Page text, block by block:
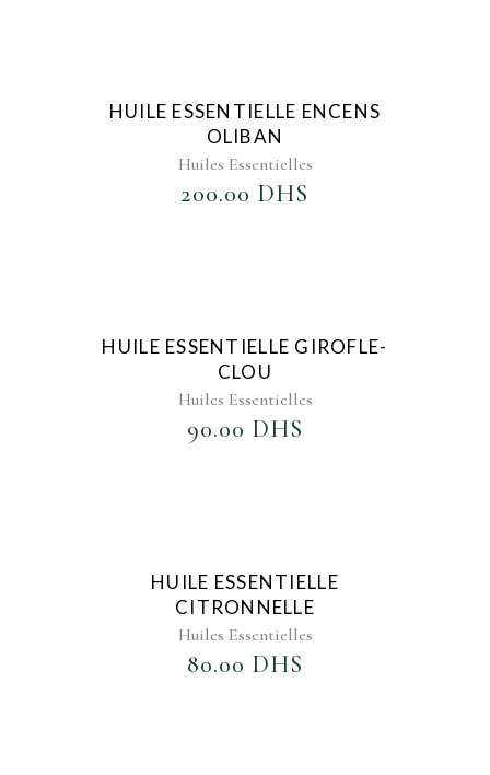
HUILE ESSENTIELLE ENCENS
OLIBAN
Huiles Essentielles
200.00 DHS
HUILE ESSENTIELLE GIROFLE-
CLOU
Huiles Essentielles
90.00 DHS
HUILE ESSENTIELLE
CITRONNELLE
Huiles Essentielles
80.00 DHS